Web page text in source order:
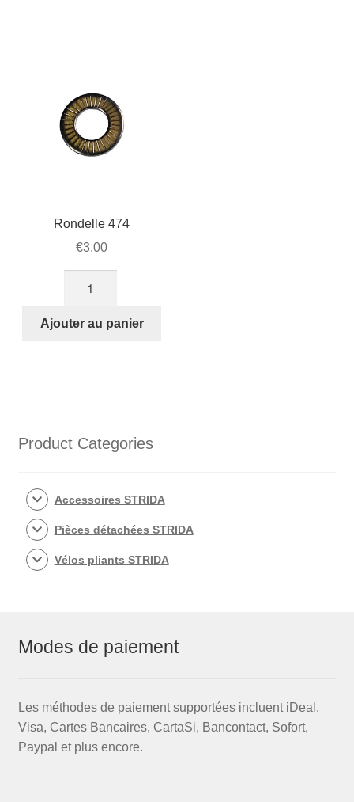
Rondelle 474
€3,00
Rondelle
Ajouter au panier
Product Categories
Accessoires STRIDA
Pièces détachées STRIDA
Vélos pliants STRIDA
Modes de paiement
Les méthodes de paiement supportées incluent iDeal,
Visa, Cartes Bancaires, CartaSi, Bancontact, Sofort,
Paypal et plus encore.